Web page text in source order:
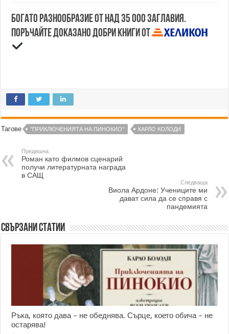
Богато разнообразие от над 35 000 заглавия.
Поръчайте доказано добри книги от
Тагове "ПРИКЛЮЧЕНИЯТА НА ПИНОКИО" КАРЛО КОЛОДИ
Предишна
Роман като филмов сценарий
получи литературната награда
в САЩ
Следваща
Виола Ардоне: Учениците ми
дават сила да се справя с
пандемията
Свързани статии
Ръка, която дава – не обеднява. Сърце, което обича – не
остарява!